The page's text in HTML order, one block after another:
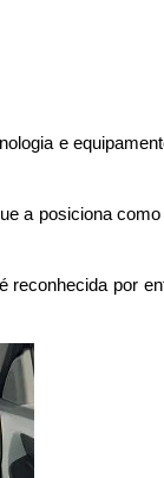
e
a posiciona
por